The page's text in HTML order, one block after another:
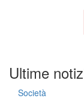
Ultime
Società